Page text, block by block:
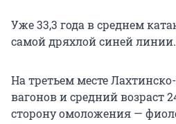
Уже 33,3 года в среднем
самой дряхлой синей линии.
На третьем месте
вагонов и средний возраст
сторону омоложения —